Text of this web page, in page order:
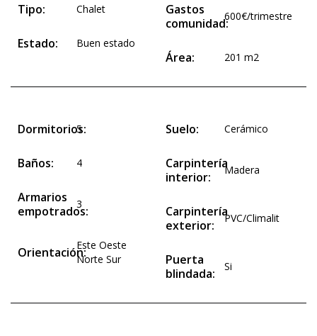
Tipo: Chalet
Estado: Buen estado
Gastos
comunidad:600€/trimestre
Área: 201 m2
Dormitorios:
5
Baños: 4
Armarios
empotrados:
3
Orientación:Este Oeste
Norte Sur
Suelo: Cerámico
Carpintería
interior:
Madera
Carpintería
exterior:
PVC/Climalit
Puerta
blindada:
Si